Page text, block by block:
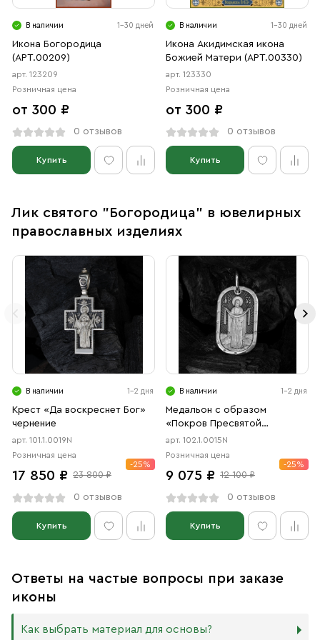
В наличии 1-30 дней
Икона Богородица
(АРТ.00209)
арт. 123209
Розничная цена
от 300 ₽
0 отзывов
Купить
В наличии 1-30 дней
Икона Акидимская икона
Божией Матери (АРТ.00330)
арт. 123330
Розничная цена
от 300 ₽
0 отзывов
Купить
Лик святого "Богородица" в ювелирных
православных изделиях
В наличии 1-2 дня
Крест «Да воскреснет Бог»
чернение
арт. 101.1.0019N
Розничная цена
17 850 ₽ 23 800 ₽
-25%
0 отзывов
Купить
В наличии 1-2 дня
Медальон с образом
«Покров Пресвятой
Богородицы» чернение
арт. 102.1.0015N
Розничная цена
9 075 ₽ 12 100 ₽
-25%
0 отзывов
Купить
Ответы на частые вопросы при заказе
иконы
Как выбрать материал для основы?